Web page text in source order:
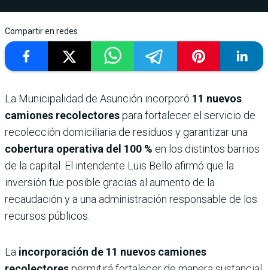
Compartir en redes
La Municipalidad de Asunción incorporó 11 nuevos
camiones recolectorespara fortalecer el servicio de
recolección domiciliaria de residuos y garantizar una
cobertura operativa del 100 % en los distintos barrios
de la capital. El intendente Luis Bello afirmó que la
inversión fue posible gracias al aumento de la
recaudación y a una administración responsable de los
recursos públicos.
La incorporación de 11 nuevos camiones